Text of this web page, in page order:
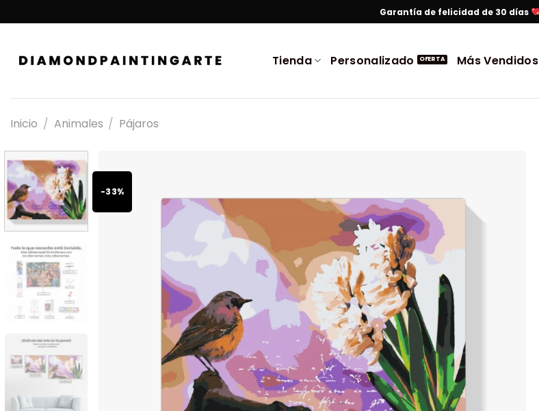
Garantía de felicidad de 30 días
Tienda Personalizado Más Vendidos
Inicio / Animales / Pájaros
-33%